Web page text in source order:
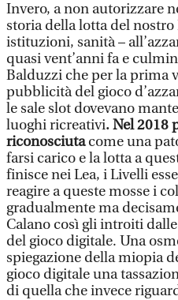
Invero, a non autorizzare
storia della lotta del nostro
istituzioni, sanità –
quasi vent’anni fa e
Balduzzi che per la prima
pubblicità del gioco
le sale slot dovevano
luoghi ricreativi. Nel 2018
riconosciutacome una
farsi carico e la lotta a
finisce nei Lea, i Livelli
reagire a queste mosse i
gradualmente ma
Calano così gli introiti
del gioco digitale. Una
spiegazione della miopia
gioco digitale una
di quella che invece